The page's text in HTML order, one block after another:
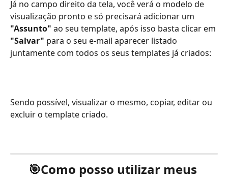
Já no campo direito da tela, você verá o modelo de
visualização pronto e só precisará adicionar um
"Assunto" ao seu template, após isso basta clicar em
"Salvar" para o seu e-mail aparecer listado
juntamente com todos os seus templates já criados:
Sendo possível, visualizar o mesmo, copiar, editar ou
excluir o template criado.
🎯Como posso utilizar meus